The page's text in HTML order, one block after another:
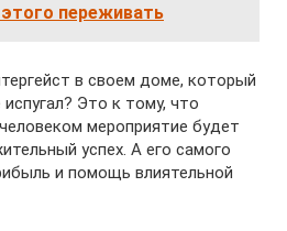
переживать
в своем доме, который
Это к тому, что
мероприятие будет
успех. А его самого
и помощь влиятельной